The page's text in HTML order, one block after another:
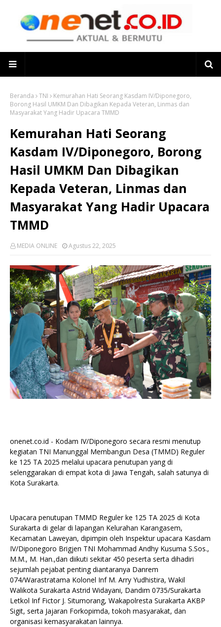
Beranda TNI
Kemurahan Hati Seorang Kasdam IV/Diponegoro,
Borong Hasil UMKM Dan Dibagikan Kepada Veteran, Linmas dan
Masyarakat Yang Hadir Upacara TMMD
Kemurahan Hati Seorang
Kasdam IV/Diponegoro, Borong
Hasil UMKM Dan Dibagikan
Kepada Veteran, Linmas dan
Masyarakat Yang Hadir Upacara
TMMD
MEDIA ONLINE Agustus 22, 2025
onenet.co.id - Kodam IV/Diponegoro secara resmi menutup
kegiatan TNI Manunggal Membangun Desa (TMMD) Reguler
ke 125 TA 2025 melalui upacara penutupan yang di
selenggarakan di empat kota di Jawa Tengah, salah satunya di
Kota Surakarta.
Upacara penutupan TMMD Reguler ke 125 TA 2025 di Kota
Surakarta di gelar di lapangan Kelurahan Karangasem,
Kecamatan Laweyan, dipimpin oleh Inspektur upacara Kasdam
IV/Diponegoro Brigjen TNI Mohammad Andhy Kusuma S.Sos.,
M.M., M. Han.,dan diikuti sekitar 450 peserta serta dihadiri
sejumlah pejabat penting diantaranya Danrem
074/Warastratama Kolonel Inf M. Arry Yudhistira, Wakil
Walikota Surakarta Astrid Widayani, Dandim 0735/Surakarta
Letkol Inf Fictor J. Situmorang, Wakapolresta Surakarta AKBP
Sigit, serta Jajaran Forkopimda, tokoh masyarakat, dan
organisasi kemasyarakatan lainnya.